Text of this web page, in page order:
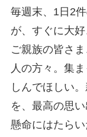
毎週末、1日2
が、すぐに大
ご親族の皆さ
人の方々。集
しんでほしい
を、最高の思
懸命にはたらい